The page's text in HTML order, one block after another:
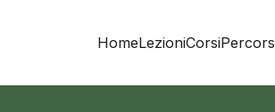
HomeLezioniCorsi